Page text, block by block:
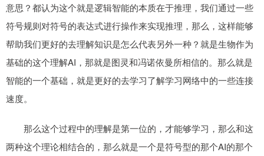
意思？都认为这个就是逻辑智能的本质在于推理，我们通过一些
符号规则对符号的表达式进行操作来实现推理，那么，这样能够
帮助我们更好的去理解知识是怎么代表另外一种？就是生物作为
基础的这个理解AI，那就是图灵和冯诺依曼所相信的。那么就是
智能的一个基础，就是更好的去学习了解学习网络中的一些连接
速度。
那么这个过程中的理解是第一位的，才能够学习，那么和这
两种这个理论相结合的，那么就是一个是符号型的那个AI的那个